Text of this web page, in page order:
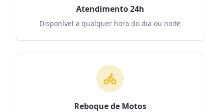
Atendimento 24h
Disponível a qualquer hora do dia ou noite
Reboque de Motos